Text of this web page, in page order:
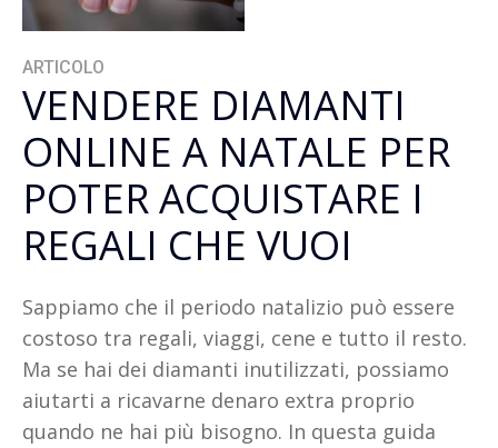
ARTICOLO
VENDERE DIAMANTI
ONLINE A NATALE PER
POTER ACQUISTARE I
REGALI CHE VUOI
Sappiamo che il periodo natalizio può essere
costoso tra regali, viaggi, cene e tutto il resto.
Ma se hai dei diamanti inutilizzati, possiamo
aiutarti a ricavarne denaro extra proprio
quando ne hai più bisogno. In questa guida